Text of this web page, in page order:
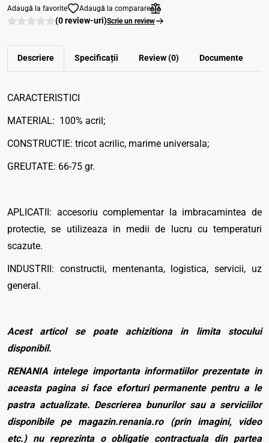
Adaugă la favorite Adaugă la comparare
(0 review-uri)Scrie un review
Descriere Specificații Review (0) Documente
CARACTERISTICI
MATERIAL: 100% acril;
CONSTRUCTIE: tricot acrilic, marime universala;
GREUTATE: 66-75 gr.
APLICATII: accesoriu complementar la imbracamintea de
protectie, se utilizeaza in medii de lucru cu temperaturi
scazute.
INDUSTRII: constructii, mentenanta, logistica, servicii, uz
general.
Acest articol se poate achizitiona in limita stocului
disponibil.
RENANIA intelege importanta informatiilor prezentate in
aceasta pagina si face eforturi permanente pentru a le
pastra actualizate. Descrierea bunurilor sau a serviciilor
disponibile pe magazin.renania.ro (prin imagini, video
etc.) nu reprezinta o obligatie contractuala din partea